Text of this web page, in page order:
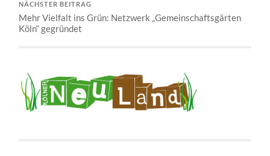
NÄCHSTER BEITRAG
Mehr Vielfalt ins Grün: Netzwerk „Gemeinschaftsgärten
Köln“ gegründet